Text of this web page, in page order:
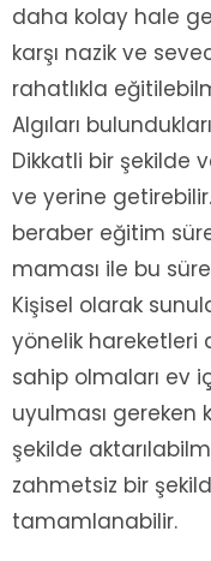
daha kolay hale
karşı nazik ve
rahatlıkla
Algıları
Dikkatli bir şekilde
ve yerine
beraber eğitim
maması ile bu
Kişisel olarak
yönelik hareketleri
sahip olmaları ev
uyulması gereken
şekilde
zahmetsiz bir
tamamlanabilir.